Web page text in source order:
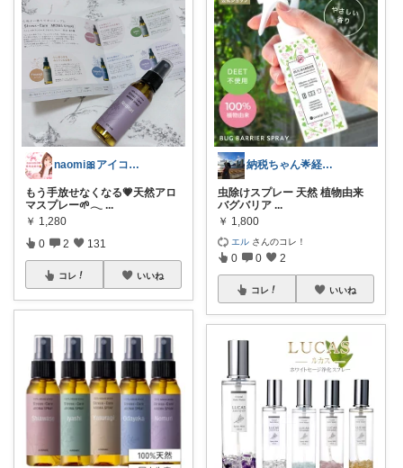
naomi🎀アイコン変えました🫧
もう手放せなくなる💗天然アロ
マスプレー🌱𓂃 ...
￥ 1,280
0 2 131
コレ いいね
納税ちゃん🌟経由購入★
虫除けスプレー 天然 植物由来
バグバリア ...
￥ 1,800
エル さんのコレ！
0 0 2
コレ いいね